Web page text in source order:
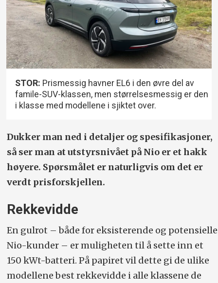
STOR: Prismessig havner EL6 i den øvre del av
famile-SUV-klassen, men størrelsesmessig er den
i klasse med modellene i sjiktet over.
Dukker man ned i detaljer og spesifikasjoner,
så ser man at utstyrs­nivået på Nio er et hakk
høyere. Spørsmålet er naturligvis om det er
verdt prisforskjellen.
Rekkevidde
En gulrot – både for eksisterende og potensielle
Nio-kunder – er muligheten til å sette inn et
150 kWt-batteri. På papiret vil dette gi de ulike
modellene best rekkevidde i alle klassene de